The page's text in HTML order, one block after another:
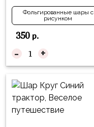
Фольгированные шары с
рисунком
350р.
- +
Сервировка
Свечи
Бумажный
декор
ободки
Гудки
Папы,
Дедушки
Гарри
Космос
Единороги